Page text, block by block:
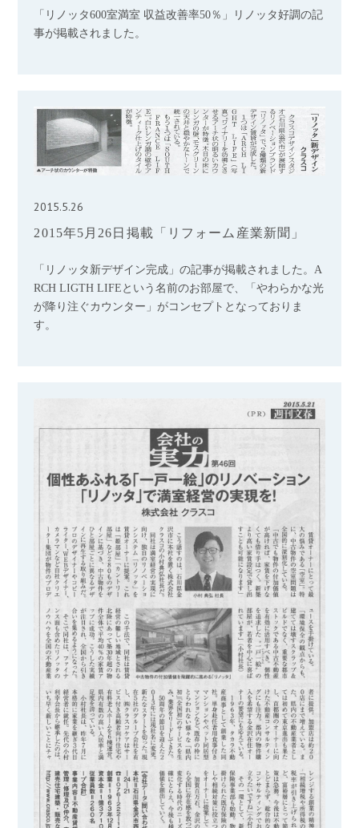
「リノッタ600室満室 収益改善率50％」リノッタ好調の記
事が掲載されました。
2015.5.26
2015年5月26日掲載「リフォーム産業新聞」
「リノッタ新デザイン完成」の記事が掲載されました。A
RCH LIGTH LIFEという名前のお部屋で、「やわらかな光
が降り注ぐカウンター」がコンセプトとなっておりま
す。